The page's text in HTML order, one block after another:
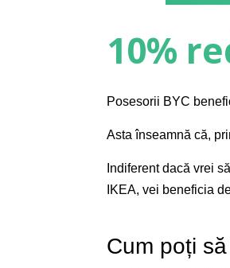
10%
Posesorii BYC
Asta înseamnă că,
Indiferent dacă vrei
IKEA, vei beneficia
Cum poți